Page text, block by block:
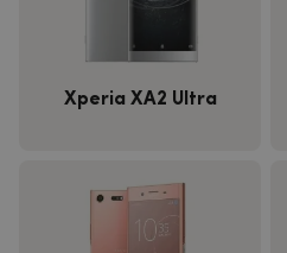
Xperia XA2 Ultra